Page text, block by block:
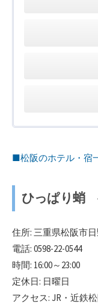
■松阪のホテル・宿
ひっぱり蛸
住所: 三重県松阪市
電話: 0598-22-0544
時間: 16:00～23:00
定休日: 日曜日
アクセス: JR・近鉄